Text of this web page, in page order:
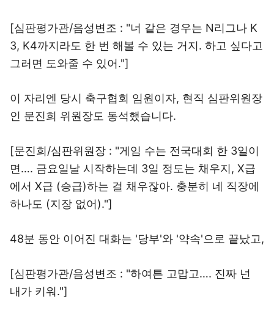
[심판평가관/음성변조 : "너 같은 경우는 N리그나 K
3, K4까지라도 한 번 해볼 수 있는 거지. 하고 싶다고
그러면 도와줄 수 있어."]
이 자리엔 당시 축구협회 임원이자, 현직 심판위원장
인 문진희 위원장도 동석했습니다.
[문진희/심판위원장 : "게임 수는 전국대회 한 3일이
면…. 금요일날 시작하는데 3일 정도는 채우지, X급
에서 X급 (승급)하는 걸 채우잖아. 충분히 네 직장에
하나도 (지장 없어)."]
48분 동안 이어진 대화는 '당부'와 '약속'으로 끝났고,
[심판평가관/음성변조 : "하여튼 고맙고…. 진짜 넌
내가 키워."]